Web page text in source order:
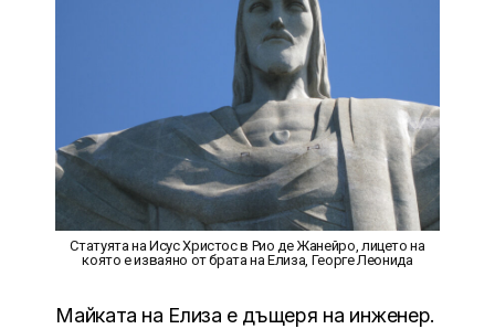
Статуята на Исус Христос в Рио де Жанейро, лицето на
която е изваяно от брата на Елиза, Георге Леонида
Майката на Елиза е дъщеря на инженер.